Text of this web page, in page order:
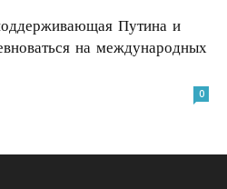
Путина и
на международных
0